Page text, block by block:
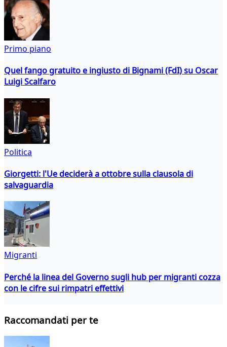
Primo piano
Quel fango gratuito e ingiusto di Bignami (FdI) su Oscar
Luigi Scalfaro
Politica
Giorgetti: l'Ue deciderà a ottobre sulla clausola di
salvaguardia
Migranti
Perché la linea del Governo sugli hub per migranti cozza
con le cifre sui rimpatri effettivi
Raccomandati per te